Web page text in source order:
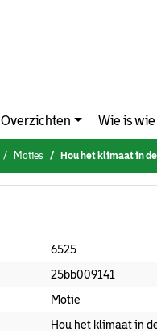
Overzichten Wie is wie
Moties Hou het klimaat in
6525
25bb009141
Motie
Hou het klimaat in